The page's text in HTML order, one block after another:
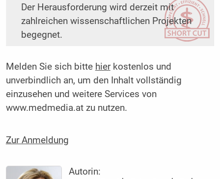
Der Herausforderung wird derzeit mit
zahlreichen wissenschaftlichen Projekten
begegnet.
Melden Sie sich bitte hierkostenlos und
unverbindlich an, um den Inhalt vollständig
einzusehen und weitere Services von
www.medmedia.at zu nutzen.
Zur Anmeldung
Autorin: